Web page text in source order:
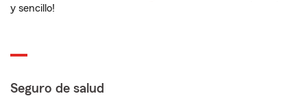
y sencillo!
Seguro de salud